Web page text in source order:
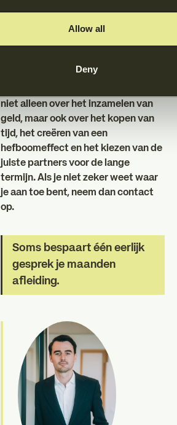
Allow all
Deny
uitputtend en vaak ondankbaar. Als
niet alleen over het inzamelen van
geld, maar ook over het kopen van
tijd, het creëren van een
hefboomeffect en het kiezen van de
juiste partners voor de lange
termijn. Als je niet zeker weet waar
je aan toe bent, neem dan contact
op.
Soms bespaart één eerlijk
gesprek je maanden
afleiding.